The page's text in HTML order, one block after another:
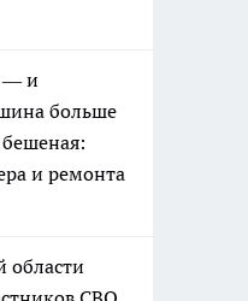
— и
больше
бешеная:
и ремонта
области